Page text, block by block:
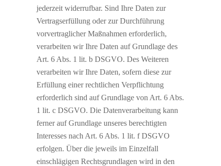
jederzeit widerrufbar. Sind Ihre Daten zur
Vertragserfüllung oder zur Durchführung
vorvertraglicher Maßnahmen erforderlich,
verarbeiten wir Ihre Daten auf Grundlage des
Art. 6 Abs. 1 lit. b DSGVO. Des Weiteren
verarbeiten wir Ihre Daten, sofern diese zur
Erfüllung einer rechtlichen Verpflichtung
erforderlich sind auf Grundlage von Art. 6 Abs.
1 lit. c DSGVO. Die Datenverarbeitung kann
ferner auf Grundlage unseres berechtigten
Interesses nach Art. 6 Abs. 1 lit. f DSGVO
erfolgen. Über die jeweils im Einzelfall
einschlägigen Rechtsgrundlagen wird in den